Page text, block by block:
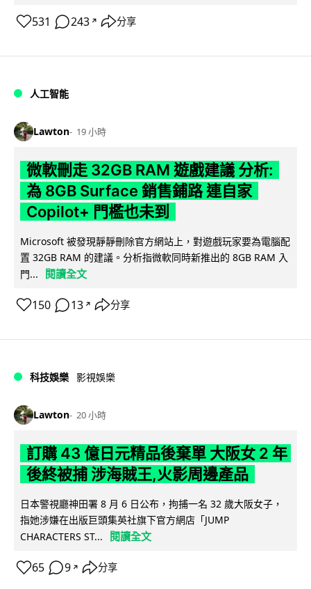
531 243 ↗ 分享
人工智能
Lawton 19 小時
微軟刪走 32GB RAM 遊戲建議 分析:
為 8GB Surface 銷售鋪路 連自家
Copilot+ 門檻也未到
Microsoft 被發現靜靜刪除官方網站上，對遊戲玩家要為電腦配
置 32GB RAM 的建議。分析指微軟同時新推出的 8GB RAM 入
門...
閱讀全文
150 13 ↗ 分享
科技娛樂 影視娛樂
Lawton 20 小時
訂購 43 億日元精品後棄單 大阪女 2 年
後終被捕 涉海賊王,火影周邊產品
日本警視廳神田署 8 月 6 日公布，拘捕一名 32 歲大阪女子，
指她涉嫌在出版巨頭集英社旗下官方網店「JUMP
CHARACTERS ST...
閱讀全文
65 9 ↗ 分享